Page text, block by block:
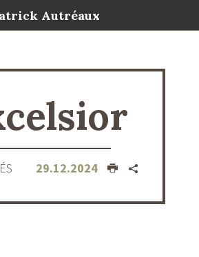
Autréaux
29.12.2024